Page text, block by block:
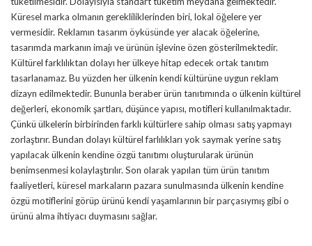
Küresel marka olmanın gerekliliklerinden biri, lokal öğelere yer
vermesidir. Reklamın tasarım öyküsünde yer alacak öğelerine,
tasarımda markanın imajı ve ürünün işlevine özen gösterilmektedir.
Kültürel farklılıktan dolayı her ülkeye hitap edecek ortak tanıtım
tasarlanamaz. Bu yüzden her ülkenin kendi kültürüne uygun reklam
dizayn edilmektedir. Bununla beraber ürün tanıtımında o ülkenin kültürel
değerleri, ekonomik şartları, düşünce yapısı, motifleri kullanılmaktadır.
Çünkü ülkelerin birbirinden farklı kültürlere sahip olması satış yapmayı
zorlaştırır. Bundan dolayı kültürel farlılıkları yok saymak yerine satış
yapılacak ülkenin kendine özgü tanıtımı oluşturularak ürünün
benimsenmesi kolaylaştırılır. Son olarak yapılan tüm ürün tanıtım
faaliyetleri, küresel markaların pazara sunulmasında ülkenin kendine
özgü motiflerini görüp ürünü kendi yaşamlarının bir parçasıymış gibi o
ürünü alma ihtiyacı duymasını sağlar.